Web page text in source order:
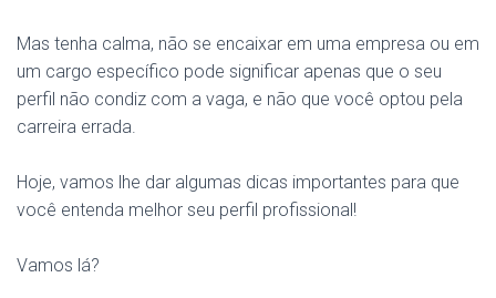
Mas tenha calma, não se encaixar em uma empresa ou em
um cargo específico pode significar apenas que o seu
perfil não condiz com a vaga, e não que você optou pela
carreira errada.
Hoje, vamos lhe dar algumas dicas importantes para que
você entenda melhor seu perfil profissional!
Vamos lá?